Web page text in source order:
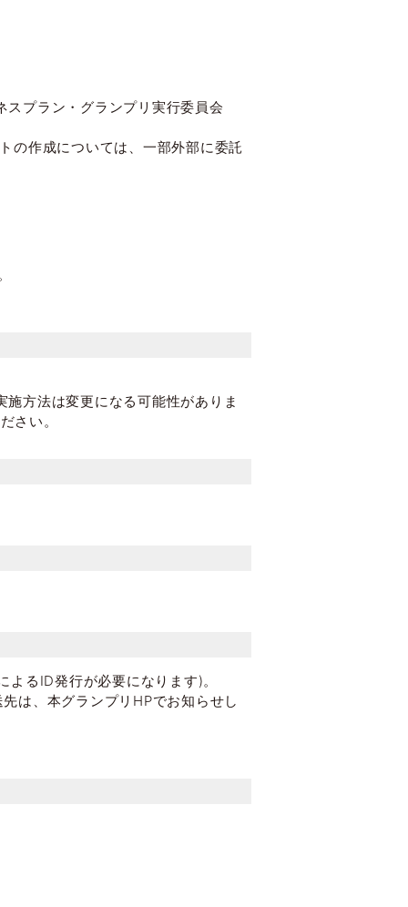
プラン・グランプリ実行委員会
の作成については、一部外部に委託
方法は変更になる可能性がありま
さい。
るID発行が必要になります)。
は、本グランプリHPでお知らせし